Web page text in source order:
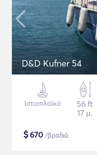
D&D Kufner 54
Ιστιοπλοϊκό
56 ft
17 μ.
$670 /βραδιά